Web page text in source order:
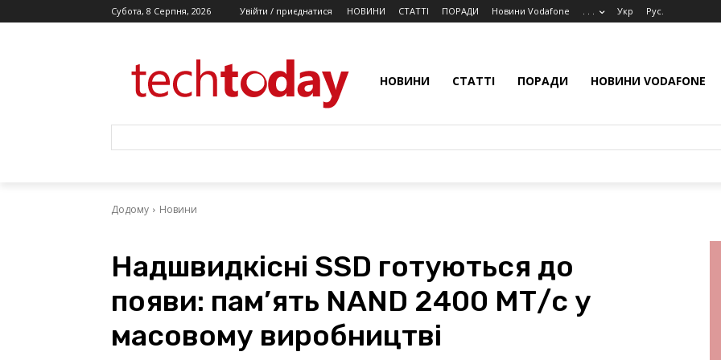
Субота, 8 Серпня, 2026 Увійти / приєднатися НОВИНИ СТАТТІ ПОРАДИ Новини Vodafone . . . Укр Рус.
НОВИНИ СТАТТІ ПОРАДИ НОВИНИ VODAFONE
Додому Новини
Надшвидкісні SSD готуються до
появи: пам’ять NAND 2400 МТ/с у
масовому виробництві